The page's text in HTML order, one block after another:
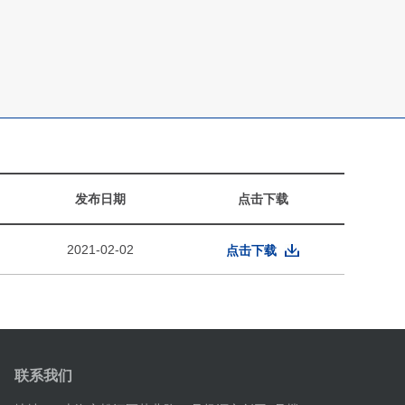
发布日期 点击下载
2021-02-02 点击下载
联系我们